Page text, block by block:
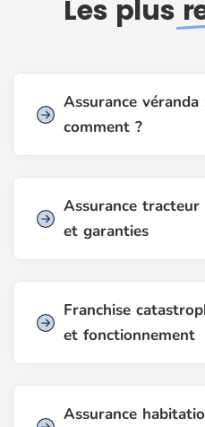
Les plus
Assurance
comment ?
Assurance
et garanties
Franchise
et fonctionnement
Assurance